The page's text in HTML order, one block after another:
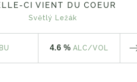
CI VIENT DU COEUR
Světlý Ležák
IBU 4.6 % ALC/VOL